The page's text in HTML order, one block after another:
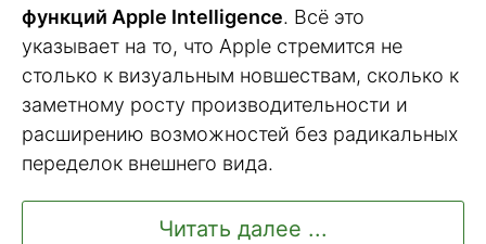
функций Apple Intelligence. Всё это
указывает на то, что Apple стремится не
столько к визуальным новшествам, сколько к
заметному росту производительности и
расширению возможностей без радикальных
переделок внешнего вида.
Читать далее ...